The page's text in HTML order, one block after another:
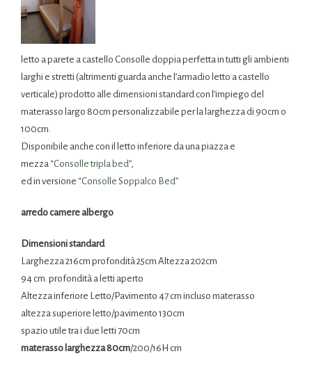
letto a parete a castello Consolle doppia perfetta in tutti gli ambienti
larghi e stretti (altrimenti guarda anche l’armadio letto a castello
verticale) prodotto alle dimensioni standard con l’impiego del
materasso largo 80cm personalizzabile per la larghezza di 90cm o
100cm.
Disponibile anche con il letto inferiore da una piazza e
mezza “Consolle tripla bed”,
ed in versione “Consolle Soppalco Bed”
arredo camere albergo
Dimensioni standard
Larghezza 216cm profondità 25cm Altezza 202cm
94 cm. profondità a letti aperto
Altezza inferiore Letto/Pavimento 47 cm incluso materasso
altezza superiore letto/pavimento 130cm
spazio utile tra i due letti 70cm
materasso larghezza 80cm/200/16H cm